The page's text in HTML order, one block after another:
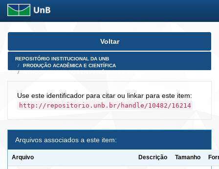
Skip
Voltar
REPOSITÓRIO INSTITUCIONAL DA UNB
PRODUÇÃO ACADÊMICA E CIENTÍFICA
Use este identificador para citar ou linkar para este item:
http://repositorio.unb.br/handle/10482/16214
Arquivos associados a este item:
Arquivo Descrição Tamanho